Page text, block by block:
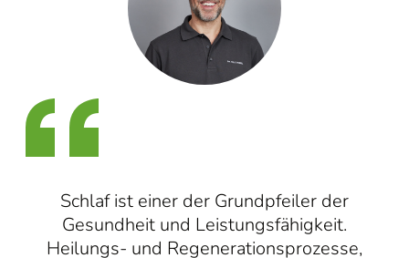
Schlaf ist einer der Grundpfeiler der
Gesundheit und Leistungsfähigkeit.
Heilungs- und Regenerationsprozesse,